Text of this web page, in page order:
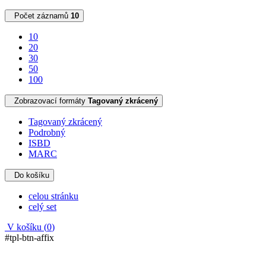
Počet záznamů 10
10
20
30
50
100
Zobrazovací formáty Tagovaný zkrácený
Tagovaný zkrácený
Podrobný
ISBD
MARC
Do košíku
celou stránku
celý set
V košíku (0)
#tpl-btn-affix